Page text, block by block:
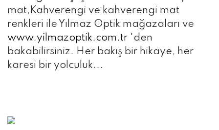
mat,Kahverengi ve kahverengi mat
renkleri ile Yılmaz Optik mağazaları ve
www.yilmazoptik.com.tr 'den
bakabilirsiniz. Her bakış bir hikaye, her
karesi bir yolculuk...